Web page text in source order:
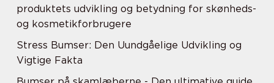
produktets udvikling og betydning for skønheds-
og kosmetikforbrugere
Stress Bumser: Den Uundgåelige Udvikling og
Vigtige Fakta